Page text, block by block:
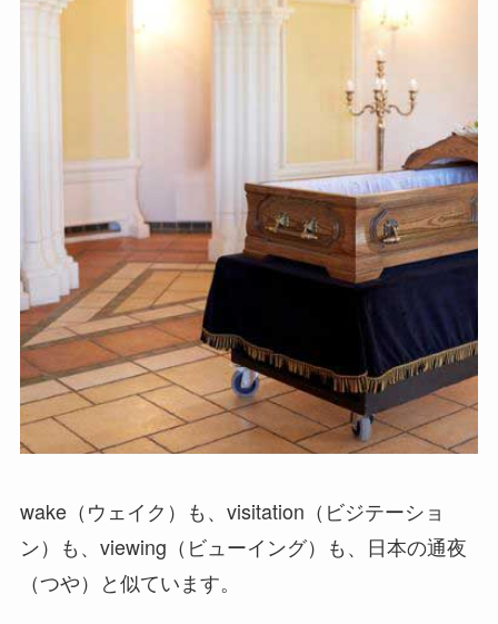
wake（ウェイク）も、visitation（ビジテーショ
ン）も、viewing（ビューイング）も、日本の通夜
（つや）と似ています。